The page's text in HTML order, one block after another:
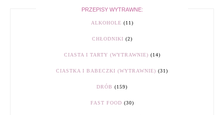
PRZEPISY WYTRAWNE:
ALKOHOLE (11)
CHŁODNIKI (2)
CIASTA I TARTY (WYTRAWNIE) (14)
CIASTKA I BABECZKI (WYTRAWNIE) (31)
DRÓB (159)
FAST FOOD (30)